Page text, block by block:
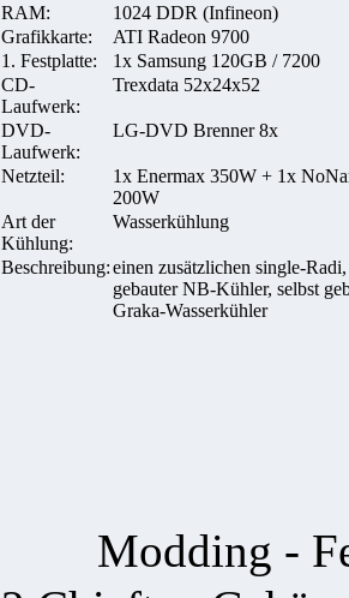
RAM:
1024 DDR (Infineon)
Grafikkarte:
ATI Radeon 9700
1. Festplatte:
1x Samsung 120GB / 7200
CD-
Laufwerk:
Trexdata 52x24x52
DVD-
Laufwerk:
LG-DVD Brenner 8x
Netzteil:
1x Enermax 350W + 1x
200W
Art der
Kühlung:
Wasserkühlung
Beschreibung:einen zusätzlichen single-Radi,
gebauter NB-Kühler, selbst
Graka-Wasserkühler
Modding -